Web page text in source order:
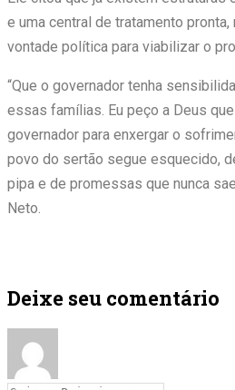
e uma central de tratamento
vontade política para viabilizar o
“Que o governador tenha
essas famílias. Eu peço a Deus
governador para enxergar o
povo do sertão segue esquecido,
pipa e de promessas que nunca
Neto.
Deixe seu comentário